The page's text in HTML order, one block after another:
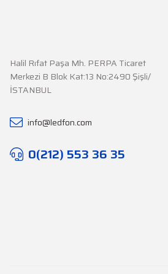
Halil Rıfat Paşa Mh. PERPA Ticaret
Merkezi B Blok Kat:13 No:2490 Şişli/
İSTANBUL
info@ledfon.com
0(212) 553 36 35